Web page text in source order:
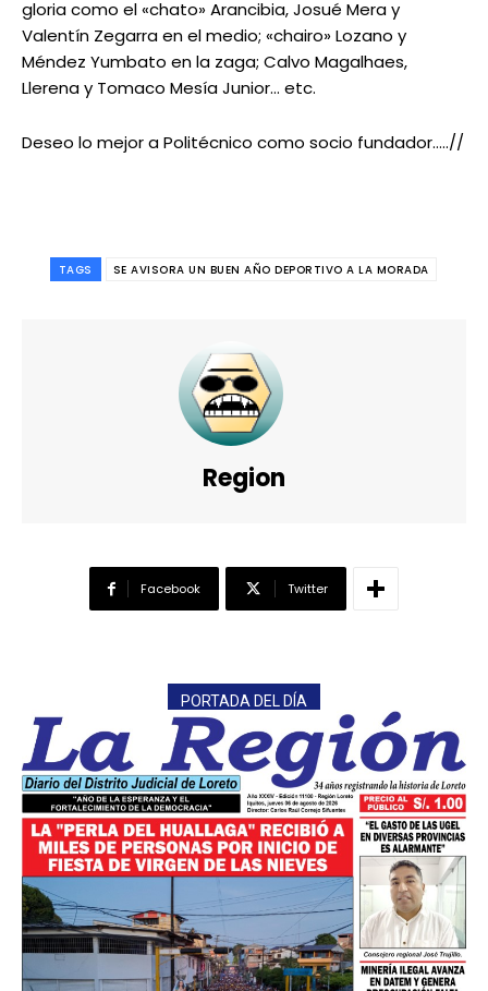
gloria como el «chato» Arancibia, Josué Mera y
Valentín Zegarra en el medio; «chairo» Lozano y
Méndez Yumbato en la zaga; Calvo Magalhaes,
Llerena y Tomaco Mesía Junior… etc.
Deseo lo mejor a Politécnico como socio fundador…..//
TAGS SE AVISORA UN BUEN AÑO DEPORTIVO A LA MORADA
Region
Facebook Twitter
PORTADA DEL DÍA